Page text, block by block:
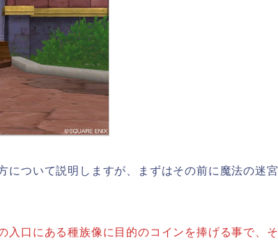
について説明しますが、まずはその前に魔法の迷宮
入口にある種族像に目的のコインを捧げる事で、そ